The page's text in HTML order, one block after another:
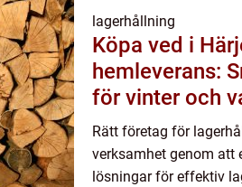
lagerhållning
Köpa ved i
hemleverans:
för vinter och
Rätt företag för
verksamhet genom att
lösningar för effektiv